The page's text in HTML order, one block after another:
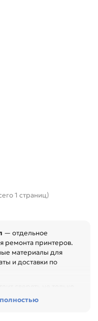
1 страниц)
— отдельное
ремонта принтеров.
материалы для
и доставки по
сверять не только
в карточке.